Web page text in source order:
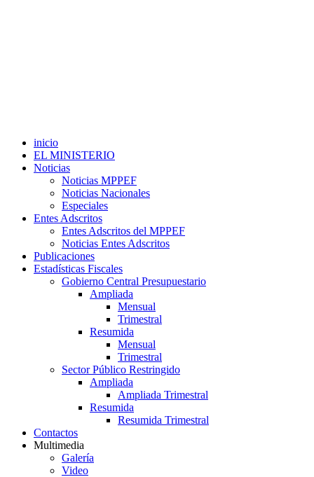
inicio
EL MINISTERIO
Noticias
Noticias MPPEF
Noticias Nacionales
Especiales
Entes Adscritos
Entes Adscritos del MPPEF
Noticias Entes Adscritos
Publicaciones
Estadísticas Fiscales
Gobierno Central Presupuestario
Ampliada
Mensual
Trimestral
Resumida
Mensual
Trimestral
Sector Público Restringido
Ampliada
Ampliada Trimestral
Resumida
Resumida Trimestral
Contactos
Multimedia
Galería
Video